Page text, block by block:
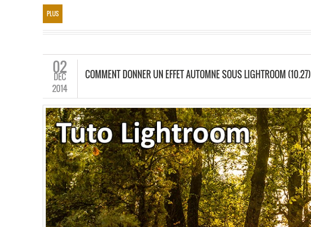
PLUS
02
DÉC
2014
COMMENT DONNER UN EFFET AUTOMNE SOUS LIGHTROOM (10.27)